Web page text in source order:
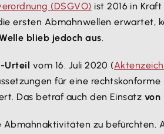
(DSGVO) ist 2016 in
ersten Abmahnwellen erwartet,
blieb jedoch aus.
Urteil vom 16. Juli 2020 (
für eine
Das betraf auch den Einsatz von
Abmahnaktivitäten zu befürchten.